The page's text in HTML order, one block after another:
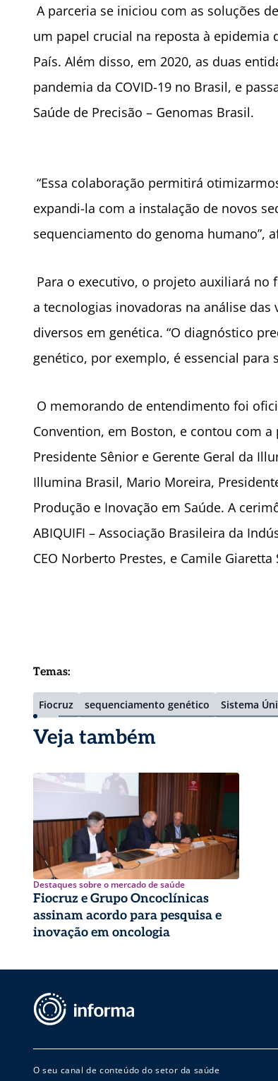
A parceria se iniciou com as soluções
um papel crucial na reposta à
País. Além disso, em 2020, as duas
pandemia da COVID-19 no Brasil, e
Saúde de Precisão – Genomas Brasil.
“Essa colaboração permitirá
expandi-la com a instalação de novos
sequenciamento do genoma humano”,
Para o executivo, o projeto auxiliará
a tecnologias inovadoras na análise
diversos em genética. “O diagnóstico
genético, por exemplo, é essencial para
O memorando de entendimento foi
Convention, em Boston, e contou com
Presidente Sênior e Gerente Geral da
Illumina Brasil, Mario Moreira,
Produção e Inovação em Saúde. A
ABIQUIFI – Associação Brasileira da
CEO Norberto Prestes, e Camile Giaretta
Temas:
Fiocruz sequenciamento genético Sistema
Veja também
Destaques sobre o mercado de saúde
Fiocruz e Grupo Oncoclínicas
assinam acordo para pesquisa e
inovação em oncologia
O seu canal de conteúdo do setor da saúde